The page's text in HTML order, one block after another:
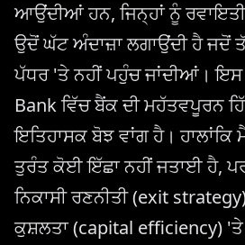
ਆਉਂਦੀਆਂ ਹਨ, ਜਿਨ੍ਹਾਂ ਨੂੰ
ਉਦੋਂ ਘੱਟ ਅੰਦਾਜ਼ਾ ਲਗਾਉਂਦੀ ਹੈ ਜਦੋਂ
ਪੱਧਰ 'ਤੇ ਨਹੀਂ ਪਹੁੰਚ ਜਾਂਦੀਆਂ। ਇਸ
Bank ਵਿੱਚ ਬੈਂਕ ਦੀ ਮਹੱਤਵਪੂਰਨ
ਇਤਿਹਾਸਕ ਬੋਝ ਵਾਂਗ ਹੈ।
ਤੁਰੰਤ ਕੋਈ ਇੱਛਾ ਨਹੀਂ ਜਤਾਈ ਹੈ,
ਨਿਕਾਸੀ ਰਣਨੀਤੀ (exit
ਕੁਸ਼ਲਤਾ (capital efficiency)